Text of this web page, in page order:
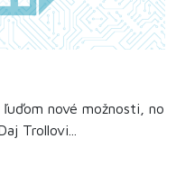
nové možnosti, no
Trollovi...